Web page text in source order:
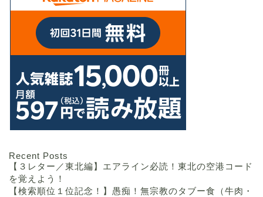
Recent Posts
【３レター／東北編】エアライン必読！東北の空港コード
を覚えよう！
【検索順位１位記念！】愚痴！無宗教のタブー食（牛肉・